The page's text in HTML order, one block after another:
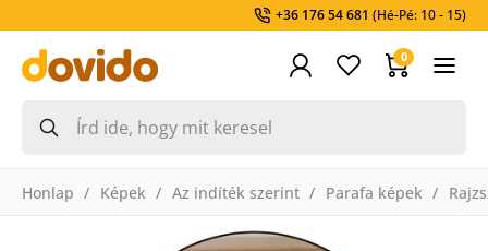
+36 176 54 681 (Hé-Pé: 10 - 15)
0
Honlap Képek Az indíték szerint Parafa képek